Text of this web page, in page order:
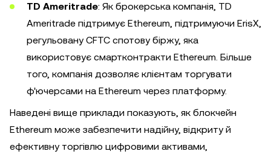
TD Ameritrade: Як брокерська компанія, TD
Ameritrade підтримує Ethereum, підтримуючи ErisX,
регульовану CFTC спотову біржу, яка
використовує смартконтракти Ethereum. Більше
того, компанія дозволяє клієнтам торгувати
ф'ючерсами на Ethereum через платформу.
Наведені вище приклади показують, як блокчейн
Ethereum може забезпечити надійну, відкриту й
ефективну торгівлю цифровими активами,